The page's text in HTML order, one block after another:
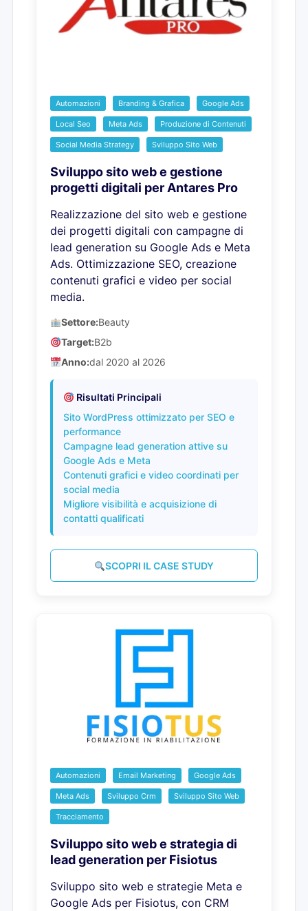
Automazioni Branding & Grafica Google Ads
Local Seo Meta Ads Produzione di Contenuti
Social Media Strategy Sviluppo Sito Web
Sviluppo sito web e gestione
progetti digitali per Antares Pro
Realizzazione del sito web e gestione
dei progetti digitali con campagne di
lead generation su Google Ads e Meta
Ads. Ottimizzazione SEO, creazione
contenuti grafici e video per social
media.
Settore:Beauty
Target:B2b
Anno:dal 2020 al 2026
Risultati Principali
Sito WordPress ottimizzato per SEO e
performance
Campagne lead generation attive su
Google Ads e Meta
Contenuti grafici e video coordinati per
social media
Migliore visibilità e acquisizione di
contatti qualificati
SCOPRI IL CASE STUDY
Automazioni Email Marketing Google Ads
Meta Ads Sviluppo Crm Sviluppo Sito Web
Tracciamento
Sviluppo sito web e strategia di
lead generation per Fisiotus
Sviluppo sito web e strategie Meta e
Google Ads per Fisiotus, con CRM